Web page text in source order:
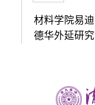
材料学院易
德华外延研